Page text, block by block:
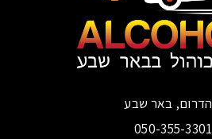
הדרום, באר שבע
050-355-3301